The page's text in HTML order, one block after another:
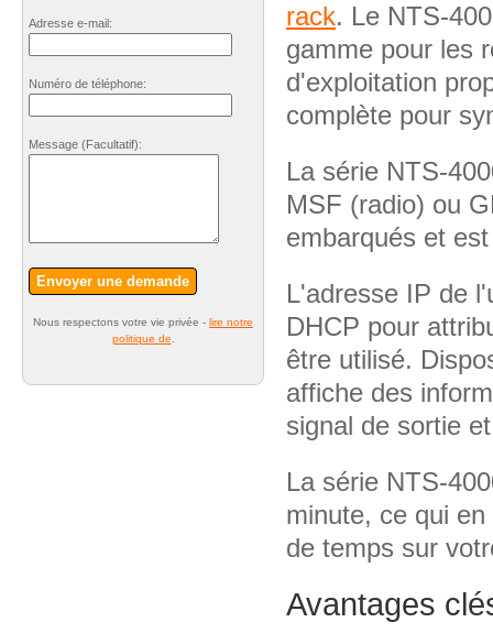
rack. Le NTS-
gamme pour les
d'exploitation
complète pour
La série NTS-
MSF (radio) ou
embarqués et
L'adresse IP de
DHCP pour
être utilisé.
affiche des
signal de sortie
La série NTS-
minute, ce qui
de temps sur
Avantages
Adresse e-mail:
Numéro de téléphone:
Message (Facultatif):
Envoyer une demande
Nous respectons votre vie privée - lire notre
politique de.